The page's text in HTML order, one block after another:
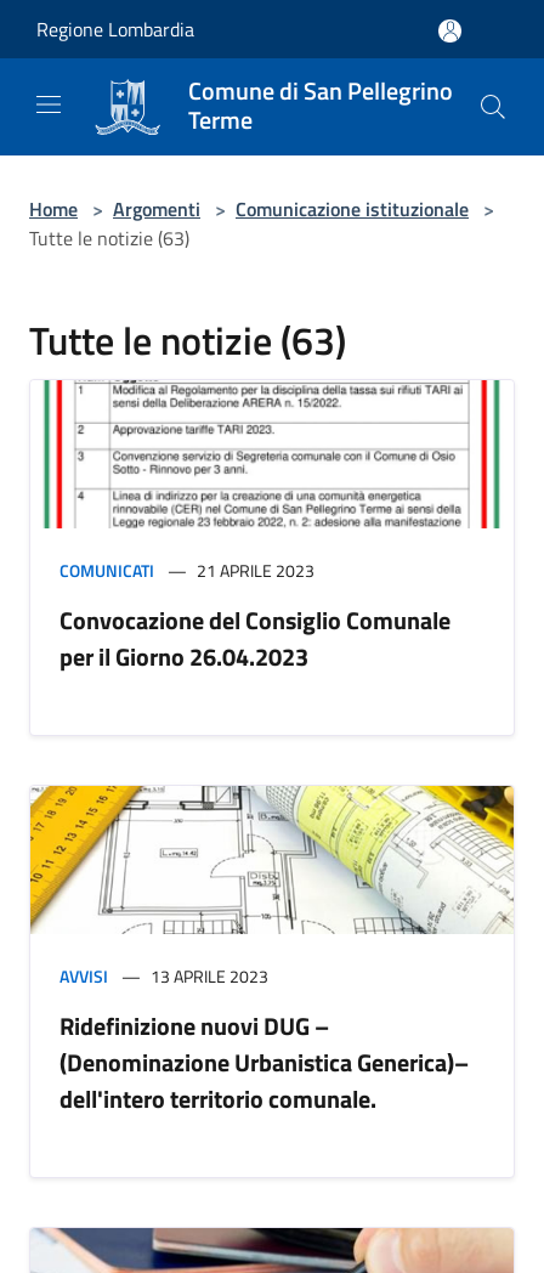
Regione Lombardia
Comune di San Pellegrino
Terme
Home > Argomenti > Comunicazione istituzionale >
Tutte le notizie (63)
Tutte le notizie (63)
COMUNICATI 21 APRILE 2023
Convocazione del Consiglio Comunale
per il Giorno 26.04.2023
AVVISI 13 APRILE 2023
Ridefinizione nuovi DUG –
(Denominazione Urbanistica Generica)–
dell'intero territorio comunale.